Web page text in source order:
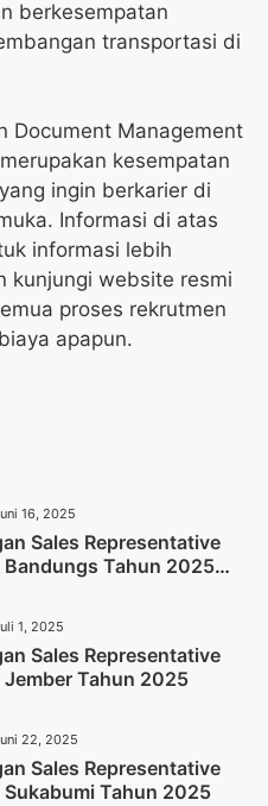
berkesempatan
transportasi di
Document Management
kesempatan
ingin berkarier di
Informasi di atas
informasi lebih
kunjungi website resmi
proses rekrutmen
apapun.
16, 2025
Sales Representative
Bandungs Tahun 2025
1, 2025
Sales Representative
Jember Tahun 2025
22, 2025
Sales Representative
Sukabumi Tahun 2025